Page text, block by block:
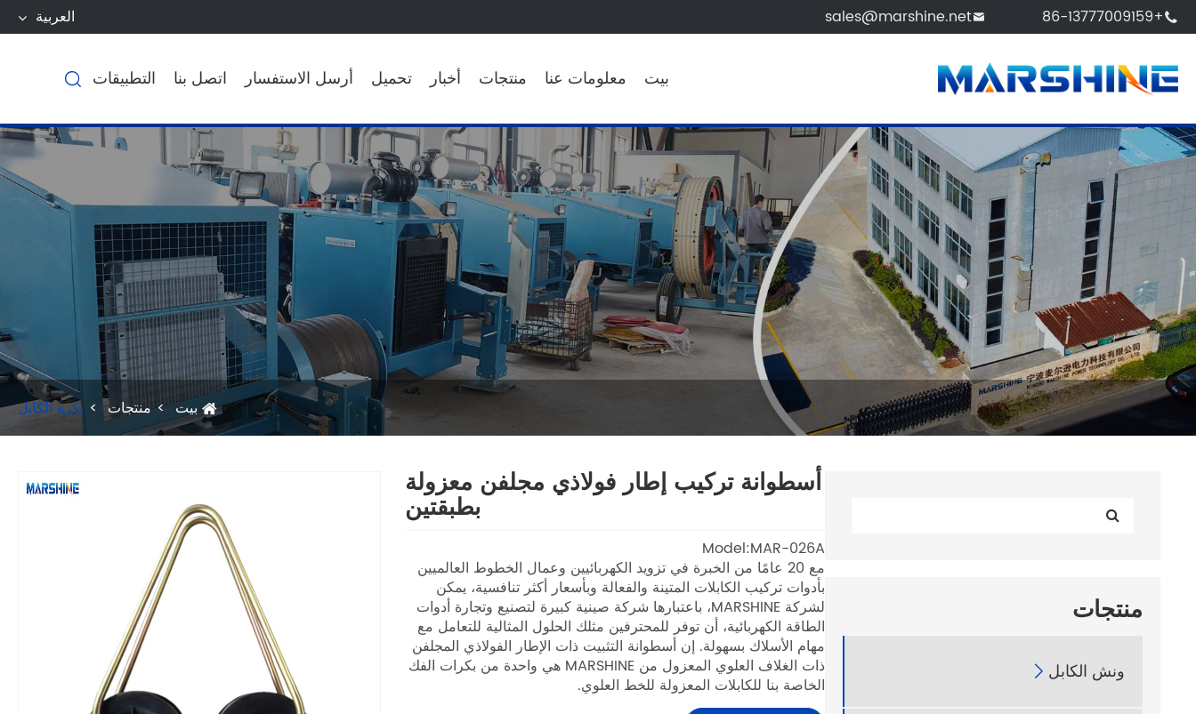

+86-13777009159

sales@marshine.net العربية
بيت معلومات عنا منتجات أخبار تحميل أرسل الاستفسار اتصل بنا التطبيقات 
بيت منتجات بكرة الكابل
منتجات
ونش الكابل 
أسطوانة تركيب إطار فولاذي مجلفن معزولة
بطبقتين
Model:MAR-026A
مع 20 عامًا من الخبرة في تزويد الكهربائيين وعمال الخطوط العالميين
بأدوات تركيب الكابلات المتينة والفعالة وبأسعار أكثر تنافسية، يمكن
لشركة MARSHINE، باعتبارها شركة صينية كبيرة لتصنيع وتجارة أدوات
الطاقة الكهربائية، أن توفر للمحترفين مثلك الحلول المثالية للتعامل مع
مهام الأسلاك بسهولة. إن أسطوانة التثبيت ذات الإطار الفولاذي المجلفن
ذات الغلاف العلوي المعزول من MARSHINE هي واحدة من بكرات الفك
الخاصة بنا للكابلات المعزولة للخط العلوي.